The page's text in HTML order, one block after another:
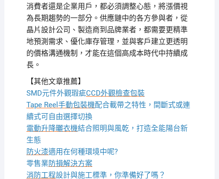
消費者還是企業用戶，都必須調整心態，將漲價視
為長期趨勢的一部分。供應鏈中的各方參與者，從
晶片設計公司、製造商到品牌業者，都需要更精準
地預測需求、優化庫存管理，並與客戶建立更透明
的價格溝通機制，才能在這個高成本時代中持續成
長。
【其他文章推薦】
SMD元件外觀瑕疵CCD外觀檢查包裝
Tape Reel手動包裝機配合載帶之特性，間斷式或連
續式可自由選擇切換
電動升降曬衣機結合照明與風乾，打造全能陽台新
生態
防火漆適用在何種環境中呢?
零售業防損解決方案
消防工程設計與施工標準，你準備好了嗎？